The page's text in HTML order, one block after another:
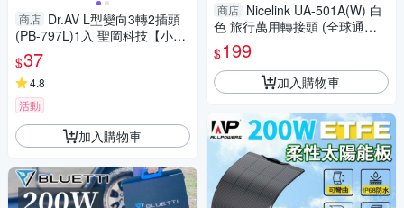
商店 Dr.AV L型變向3轉2插頭
(PB-797L)1入 聖岡科技【小三
美日】 DS016402
$37
4.8
活動
加入購物車
商店 Nicelink UA-501A(W) 白
色 旅行萬用轉接頭 (全球通用
組合包)
$199
加入購物車